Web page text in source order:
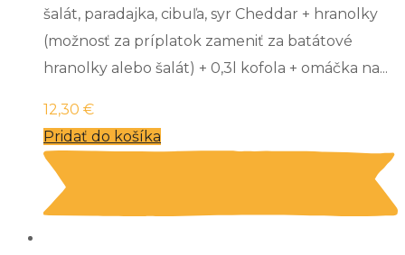
šalát, paradajka, cibuľa, syr Cheddar + hranolky
(možnosť za príplatok zameniť za batátové
hranolky alebo šalát) + 0,3l kofola + omáčka na...
12,30 €
Pridať do košíka